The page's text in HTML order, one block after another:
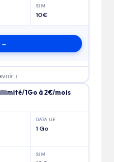
SIM
10€
→
+
1Go à 2€/mois
DATA UE
1 Go
SIM